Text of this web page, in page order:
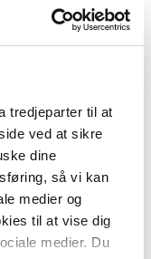
tredjeparter til at
ved at sikre
dine
så vi kan
medier og
til at vise dig
medier. Du